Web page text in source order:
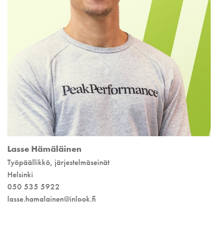
Lasse Hämäläinen
Työpäällikkö, järjestelmäseinät
Helsinki
050 535 5922
lasse.hamalainen@inlook.fi